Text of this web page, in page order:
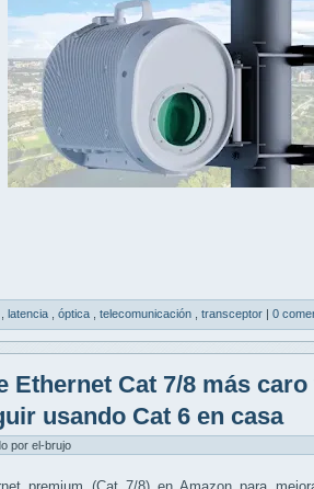
latencia óptica telecomunicación transceptor 0
Ethernet Cat 7/8 más
usando Cat 6 en casa
por el-brujo